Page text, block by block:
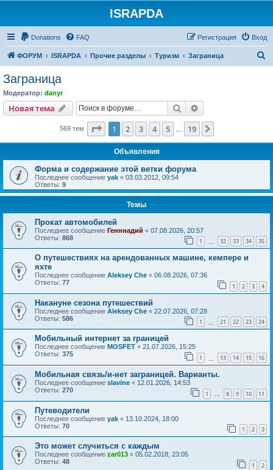
ISRAPDA
Donations FAQ Вход
Регистрация
ФОРУМ ISRAPDA Прочие разделы Туризм Заграница
Заграница
Модератор: danyr
Новая тема
Новаятема Поиск
569 тем Страница из 19
1 2 3 4 5 19
Объявления
Форма и содержание этой ветки форума
Последнее сообщение yak « 03.03.2012, 09:54
Ответы: 9
Темы
Прокат автомобилей
Последнее сообщение Генннадий « 07.08.2026, 20:57
Ответы: 868 1 32 33 34 35
О путешествиях на арендованных машине, кемпере и
яхте
Последнее сообщение Aleksey Che « 06.08.2026, 07:36
Ответы: 77 1 2 3 4
Накануне сезона путешествий
Последнее сообщение Aleksey Che « 22.07.2026, 07:28
Ответы: 586 1 21 22 23 24
Мобильный интернет за границей
Последнее сообщение MOSFET « 21.07.2026, 15:25
Ответы: 375 1 13 14 15 16
Мобильная связь/и-нет заграницей. Варианты.
Последнее сообщение slavine « 12.01.2026, 14:53
Ответы: 270 1 … 8 9 10 11
Путеводители
Последнее сообщение yak « 13.10.2024, 18:00
Ответы: 70 1 2 3
Это может случиться с каждым
Последнее сообщение zar013 « 05.02.2018, 23:05
Ответы: 48 1 2